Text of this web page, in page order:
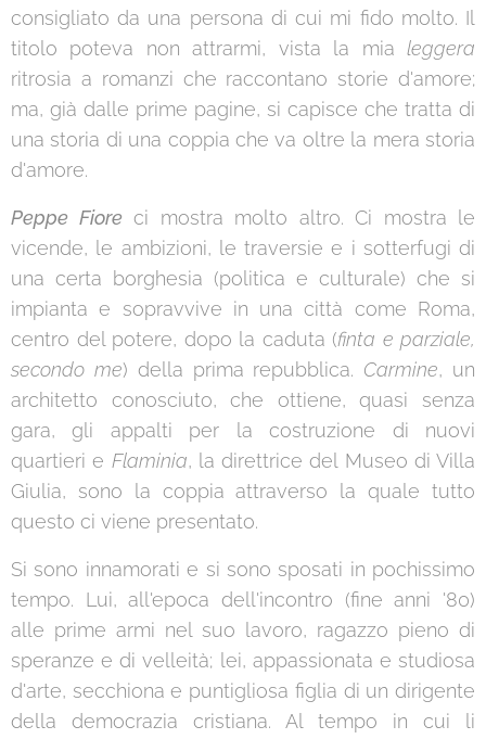
consigliato da una persona di cui mi fido molto. Il
titolo poteva non attrarmi, vista la mia leggera
ritrosia a romanzi che raccontano storie d'amore;
ma, già dalle prime pagine, si capisce che tratta di
una storia di una coppia che va oltre la mera storia
d'amore.
Peppe Fiore ci mostra molto altro. Ci mostra le
vicende, le ambizioni, le traversie e i sotterfugi di
una certa borghesia (politica e culturale) che si
impianta e sopravvive in una città come Roma,
centro del potere, dopo la caduta (finta e parziale,
secondo me) della prima repubblica. Carmine, un
architetto conosciuto, che ottiene, quasi senza
gara, gli appalti per la costruzione di nuovi
quartieri e Flaminia, la direttrice del Museo di Villa
Giulia, sono la coppia attraverso la quale tutto
questo ci viene presentato.
Si sono innamorati e si sono sposati in pochissimo
tempo. Lui, all'epoca dell'incontro (fine anni '80)
alle prime armi nel suo lavoro, ragazzo pieno di
speranze e di velleità; lei, appassionata e studiosa
d'arte, secchiona e puntigliosa figlia di un dirigente
della democrazia cristiana. Al tempo in cui li